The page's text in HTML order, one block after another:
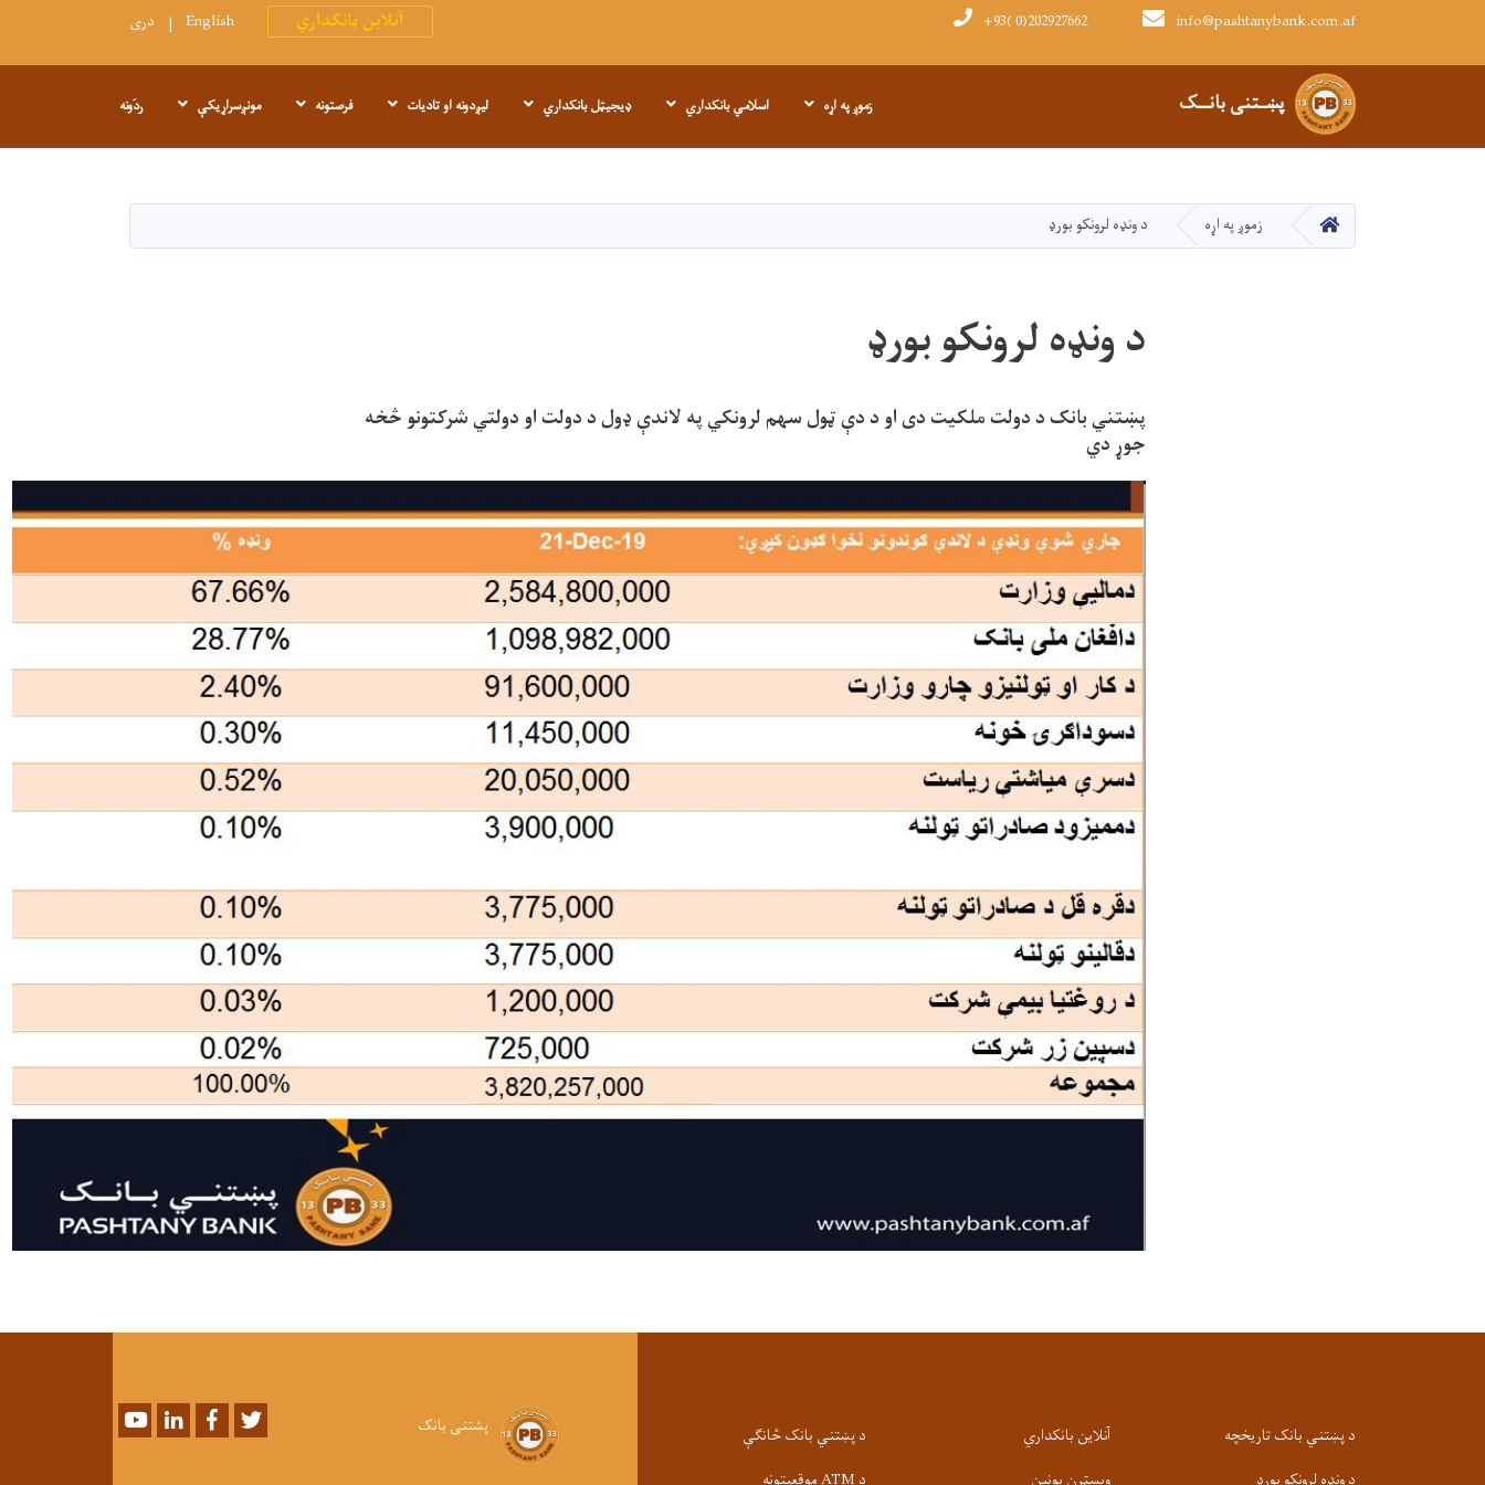
پښـتنی بانــک
info@pashtanybank.com.af
+93( 0)202927662 آنلاین بانکداري English دری
Main navigation
زموږ په اړه اسلامي بانکداري ډیجیټل بانکداري لیږدونه او تادیات فرصتونه مونږسراړیکې ردَونه
کور زموږ په اړه د ونډه لرونکو بورډ
د ونډه لرونکو بورډ
پښتني بانک د دولت ملکیت دی او د دې ټول سهم لرونکي په لاندې ډول د دولت او دولتي شرکتونو څخه
جوړ دي
د پښتني بانک تاریخچه
آنلاین بانکداري
د پښتني بانک څانګې
پشتنی بانک YoutubeLinkedInFacebook